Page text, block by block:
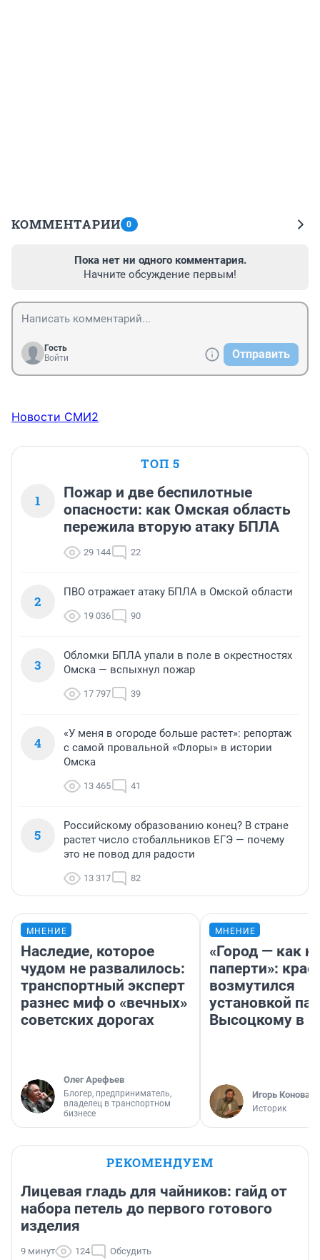
КОММЕНТАРИИ 0
Пока нет ни одного комментария.
Начните обсуждение первым!
Гость
Войти
Отправить
Новости СМИ2
ТОП 5
1
Пожар и две беспилотные
опасности: как Омская область
пережила вторую атаку БПЛА
29 144 22
2
ПВО отражает атаку БПЛА в Омской области
19 036 90
3
Обломки БПЛА упали в поле в окрестностях
Омска — вспыхнул пожар
17 797 39
4
«У меня в огороде больше растет»: репортаж
с самой провальной «Флоры» в истории
Омска
13 465 41
5
Российскому образованию конец? В стране
растет число стобалльников ЕГЭ — почему
это не повод для радости
13 317 82
МНЕНИЕ
Наследие, которое
чудом не развалилось:
транспортный эксперт
разнес миф о «вечных»
советских дорогах
Олег Арефьев
Блогер, предприниматель,
владелец в транспортном
бизнесе
МНЕНИЕ
«Город — как
паперти»:
возмутился
установкой
Высоцкому в
Игорь
Историк
РЕКОМЕНДУЕМ
Лицевая гладь для чайников: гайд от
набора петель до первого готового
изделия
9 минут 124 Обсудить